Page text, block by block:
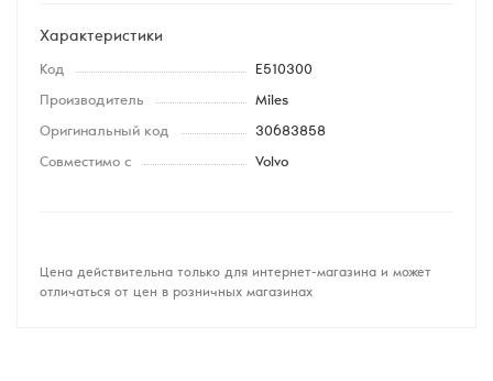
Характеристики
Код E510300
Производитель Miles
Оригинальный код 30683858
Совместимо с Volvo
Цена действительна только для интернет-магазина и может
отличаться от цен в розничных магазинах